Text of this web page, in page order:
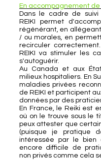
En accompagnement de
Dans le cadre de
REIKI permet
régénérant, en
/ ou morales, en
recirculer
REIKI va stimuler les
s'autoguérir.
Au Canada et aux
milieux hospitaliers. En
maladies privées
de REIKI et participent
données par des
En France, le Reiki est
où on le trouve sous le
peux attester que
(puisque je pratique
intéressée par le
encore difficile de
non privés comme cela